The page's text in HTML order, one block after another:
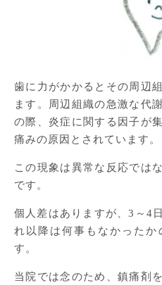
歯に力がかかるとその周辺
ます。周辺組織の急激な代
の際、炎症に関する因子が
痛みの原因とされています。
この現象は異常な反応では
です。
個人差はありますが、3～4
れ以降は何事もなかったか
す。
当院では念のため、鎮痛剤